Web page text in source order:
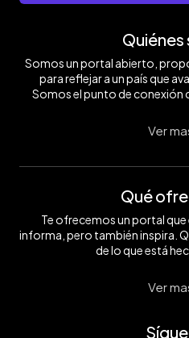
Quiénes
Somos un portal abierto,
para reflejar a un país que
Somos el punto de conexión
Ver
Qué
Te ofrecemos un portal
informa, pero también inspira.
de lo que está
Ver